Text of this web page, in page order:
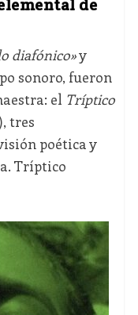
de
diafónico»y
sonoro, fueron
el Tríptico
tres
poética y
Tríptico